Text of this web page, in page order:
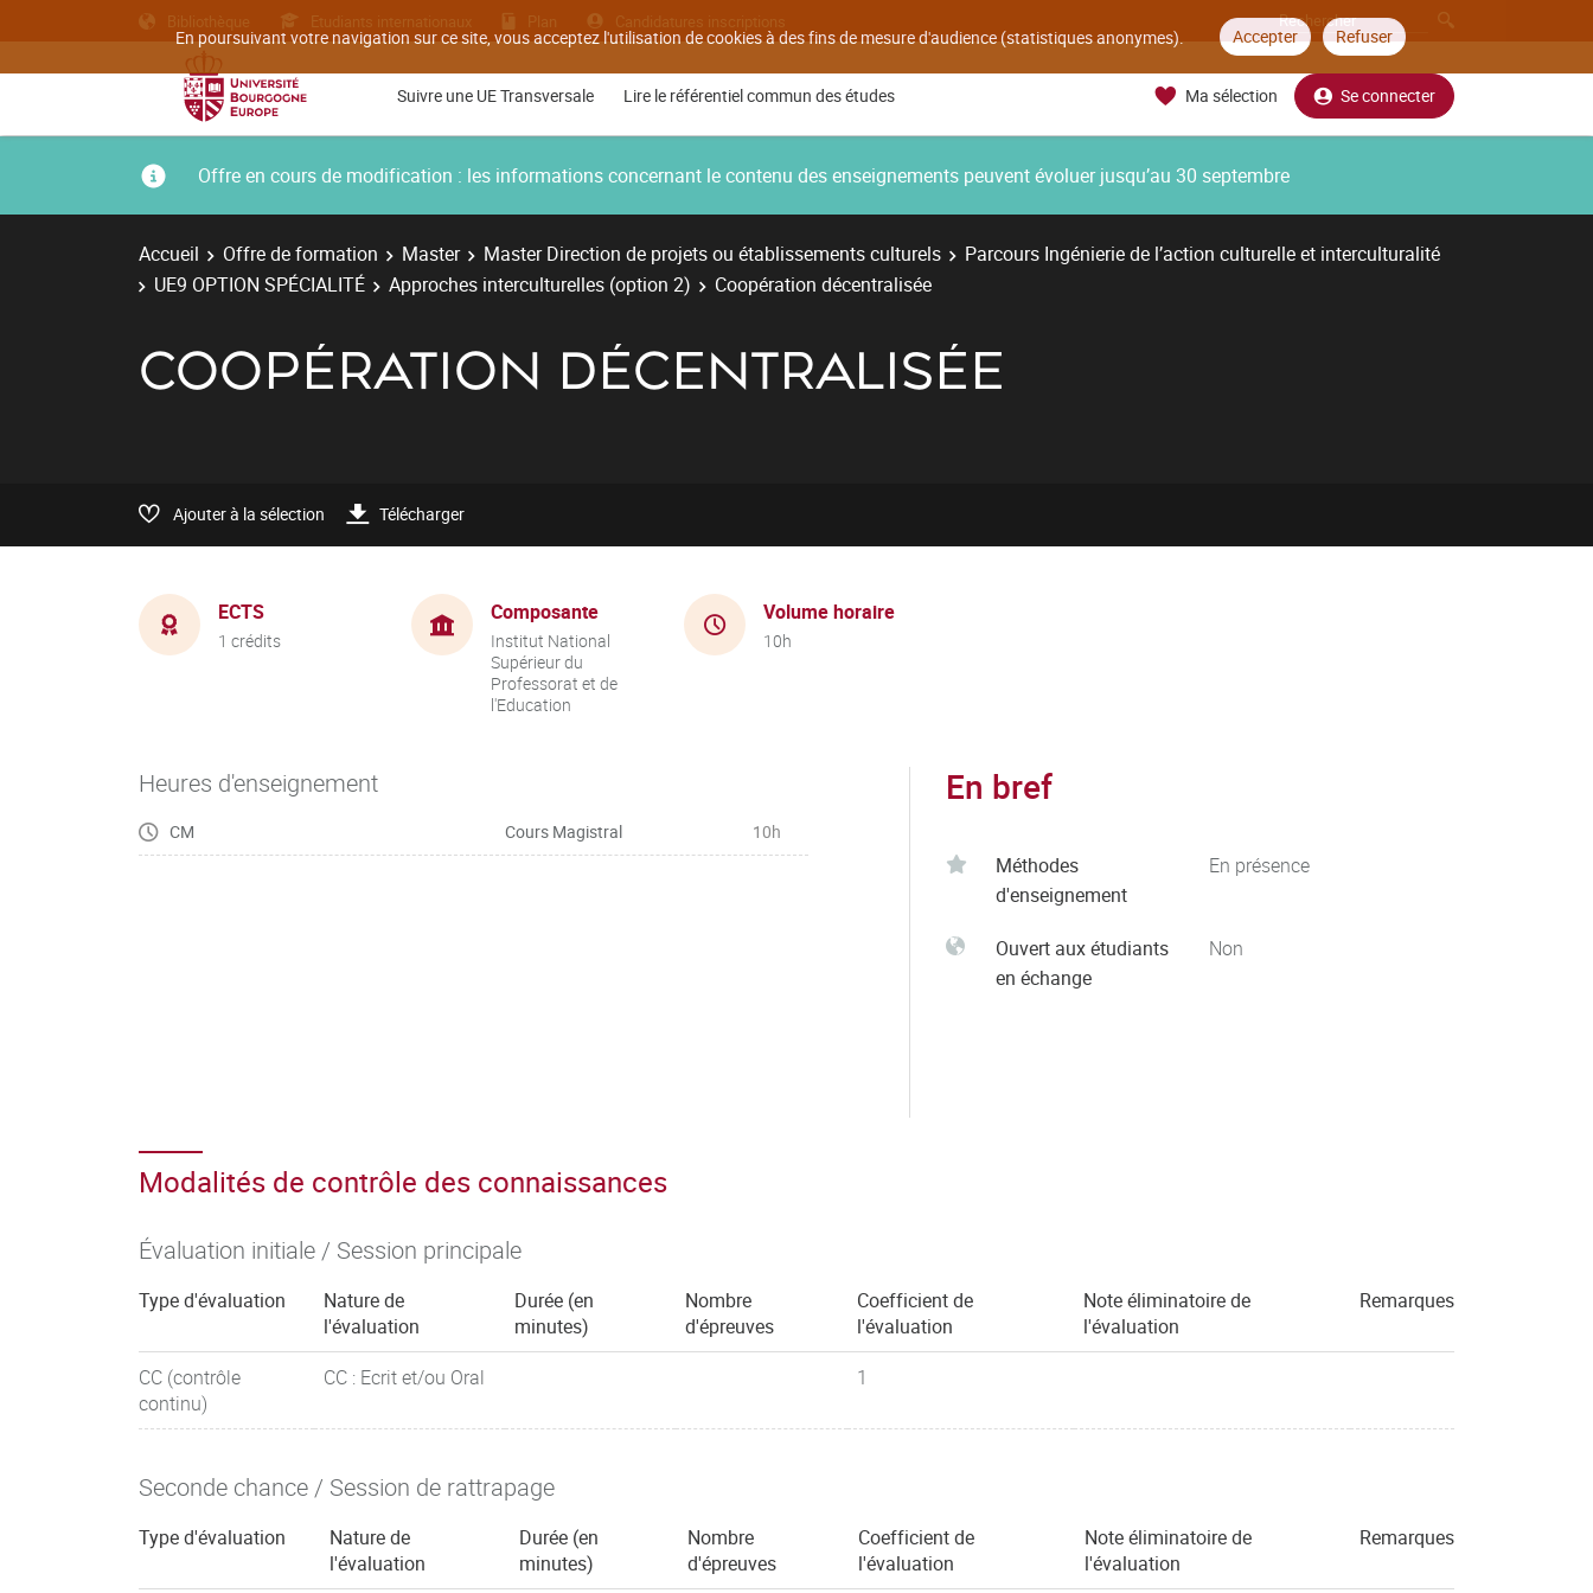
En poursuivant votre navigation sur ce site, vous acceptez l'utilisation de cookies à des fins de mesure d'audience (statistiques anonymes). Accepter Refuser
Bibliothèque Etudiants internationaux Plan Candidatures inscriptions
Suivre une UE Transversale Lire le référentiel commun des études Ma sélection Se connecter
Offre en cours de modification : les informations concernant le contenu des enseignements peuvent évoluer jusqu’au 30 septembre
Accueil Offre de formation Master Master Direction de projets ou établissements culturels
Parcours Ingénierie de l’action culturelle et interculturalité
UE9 OPTION SPÉCIALITÉ
Approches interculturelles (option 2) Coopération décentralisée
COOPÉRATION DÉCENTRALISÉE
Ajouter à la sélection Télécharger
ECTS
1 crédits
Composante
Institut National
Supérieur du
Professorat et de
l'Education
Volume horaire
10h
Heures d'enseignement
CM Cours Magistral 10h
En bref
Méthodes
d'enseignement
En présence
Ouvert aux étudiants
en échange
Non
Modalités de contrôle des connaissances
Évaluation initiale / Session principale
Type d'évaluation
Nature de
l'évaluation
Durée (en
minutes)
Nombre
d'épreuves
Coefficient de
l'évaluation
Note éliminatoire de
l'évaluation
Remarques
CC (contrôle
continu)
CC : Ecrit et/ou Oral 1
Seconde chance / Session de rattrapage
Type d'évaluation
Nature de
l'évaluation
Durée (en
minutes)
Nombre
d'épreuves
Coefficient de
l'évaluation
Note éliminatoire de
l'évaluation
Remarques